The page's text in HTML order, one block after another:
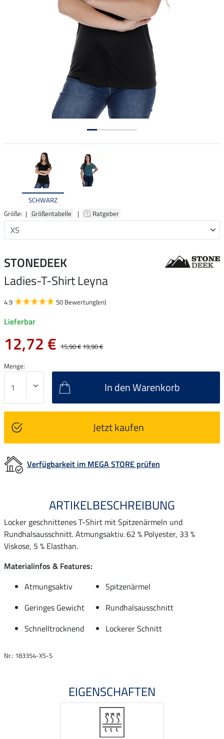
SCHWARZ
Größe: | Größentabelle | Ratgeber
STONEDEEK
Ladies-T-Shirt Leyna
4.9 50 Bewertung(en)
Lieferbar
12,72 € 15,90 €19,90 €
Menge:
In den Warenkorb
Jetzt kaufen
Verfügbarkeit im MEGA STORE prüfen
ARTIKELBESCHREIBUNG
Locker geschnittenes T-Shirt mit Spitzenärmeln und
Rundhalsausschnitt. Atmungsaktiv. 62 % Polyester, 33 %
Viskose, 5 % Elasthan.
Materialinfos & Features:
Atmungsaktiv
Spitzenärmel
Geringes Gewicht
Rundhalsausschnitt
Schnelltrocknend
Lockerer Schnitt
Nr.: 183354-XS-S
EIGENSCHAFTEN